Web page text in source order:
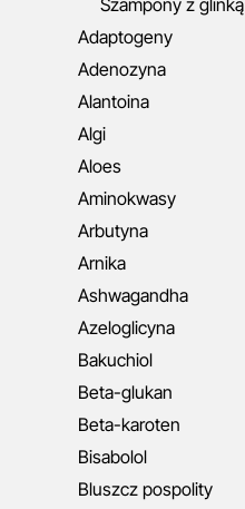
Szampony z glinką
Adaptogeny
Adenozyna
Alantoina
Algi
Aloes
Aminokwasy
Arbutyna
Arnika
Ashwagandha
Azeloglicyna
Bakuchiol
Beta-glukan
Beta-karoten
Bisabolol
Bluszcz pospolity